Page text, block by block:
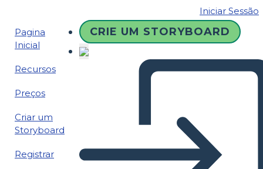
Iniciar Sessão
Pagina
Inicial
Recursos
Preços
Criar um
Storyboard
Registrar
CRIE UM STORYBOARD